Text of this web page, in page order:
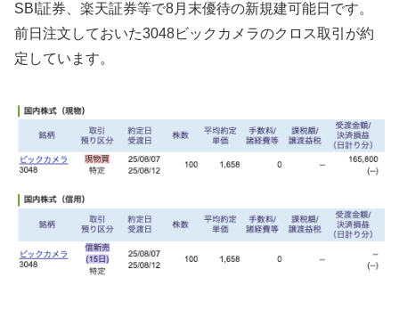
SBI証券、楽天証券等で8月末優待の新規建可能日です。
前日注文しておいた3048ビックカメラのクロス取引が約
定しています。